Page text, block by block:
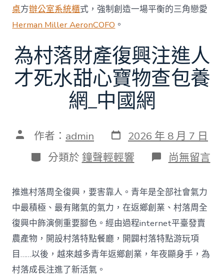
桌方辦公室系統櫃式，強制創造一場平衡的三角戀愛
Herman Miller AeronCOFO 。
為村落財產復興注進人
才死水甜心寶物查包養
網_中國網
文 作者： admin 發
表
日
期
2026 年 8 月 7 日
分
類
分類於 鐘聲輕輕響 在
〈為
落
財
產
復
興
注
進
人
尚無留言
推進村落周全復興，要害靠人。青年是全部社會氣力
中最積極、最有賭氣的氣力，在返鄉創業、村落周全
復興中飾演側重要腳色。經由過程internet平臺發賣
農產物，開設村落特點餐廳，開闢村落特點游玩項
目……以後，越來越多青年返鄉創業，年夜顯身手，為
村落成長注進了新活氣。